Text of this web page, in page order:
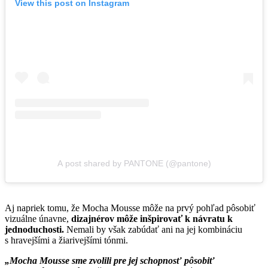
View this post on Instagram
A post shared by PANTONE (@pantone)
Aj napriek tomu, že Mocha Mousse môže na prvý pohľad pôsobiť
vizuálne únavne, dizajnérov môže inšpirovať k návratu k
jednoduchosti. Nemali by však zabúdať ani na jej kombináciu
s hravejšími a žiarivejšími tónmi.
„Mocha Mousse sme zvolili pre jej schopnosť pôsobiť